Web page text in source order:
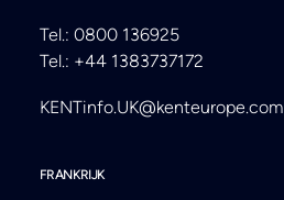
FRANKRIJK
Tel.: 0800 136925
Tel.: +44 1383737172
KENTinfo.UK@kenteurope.com